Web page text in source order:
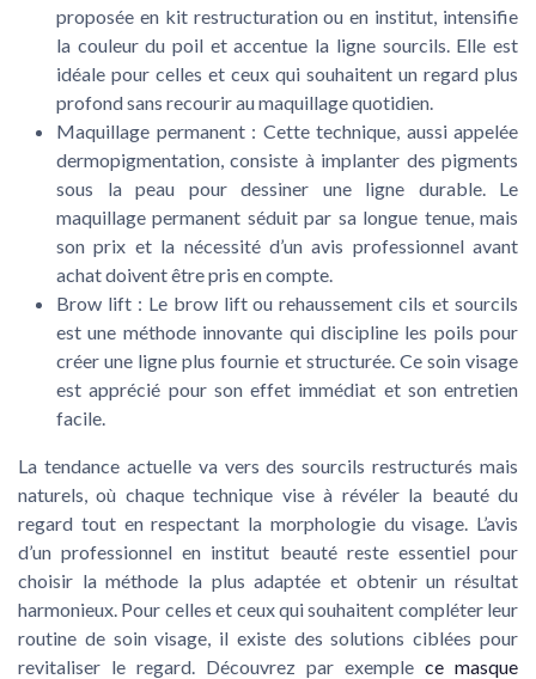
proposée en kit restructuration ou en institut, intensifie
la couleur du poil et accentue la ligne sourcils. Elle est
idéale pour celles et ceux qui souhaitent un regard plus
profond sans recourir au maquillage quotidien.
Maquillage permanent: Cette technique, aussi appelée
dermopigmentation, consiste à implanter des pigments
sous la peau pour dessiner une ligne durable. Le
maquillage permanent séduit par sa longue tenue, mais
son prix et la nécessité d’un avis professionnel avant
achat doivent être pris en compte.
Brow lift: Le brow lift ou rehaussement cils et sourcils
est une méthode innovante qui discipline les poils pour
créer une ligne plus fournie et structurée. Ce soin visage
est apprécié pour son effet immédiat et son entretien
facile.
La tendance actuelle va vers des sourcils restructurés mais
naturels, où chaque technique vise à révéler la beauté du
regard tout en respectant la morphologie du visage. L’avis
d’un professionnel en institut beauté reste essentiel pour
choisir la méthode la plus adaptée et obtenir un résultat
harmonieux. Pour celles et ceux qui souhaitent compléter leur
routine de soin visage, il existe des solutions ciblées pour
revitaliser le regard. Découvrez par exemple ce masque